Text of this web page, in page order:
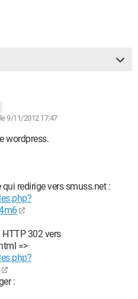
9/11/2012 17:47
wordpress.
redirige vers smuss.net :
302 vers
=>
: